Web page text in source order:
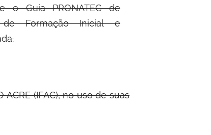
o Guia PRONATEC de
de Formação Inicial e
ACRE (IFAC), no uso de suas